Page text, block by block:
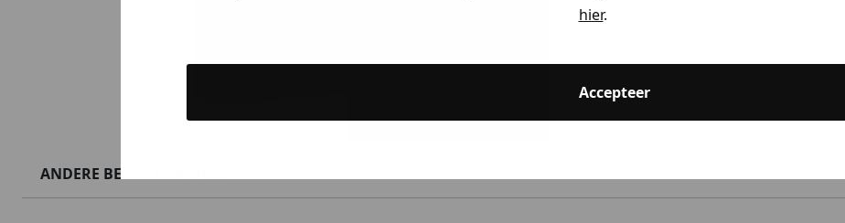
hier.
Accepteer
ANDERE BESTELDEN OOK